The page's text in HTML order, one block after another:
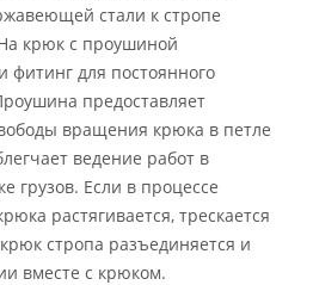
стали к стропе
крюк с проушиной
фитинг для постоянного
предоставляет
вращения крюка в петле
ведение работ в
грузов. Если в процессе
растягивается, трескается
стропа разъединяется и
вместе с крюком.